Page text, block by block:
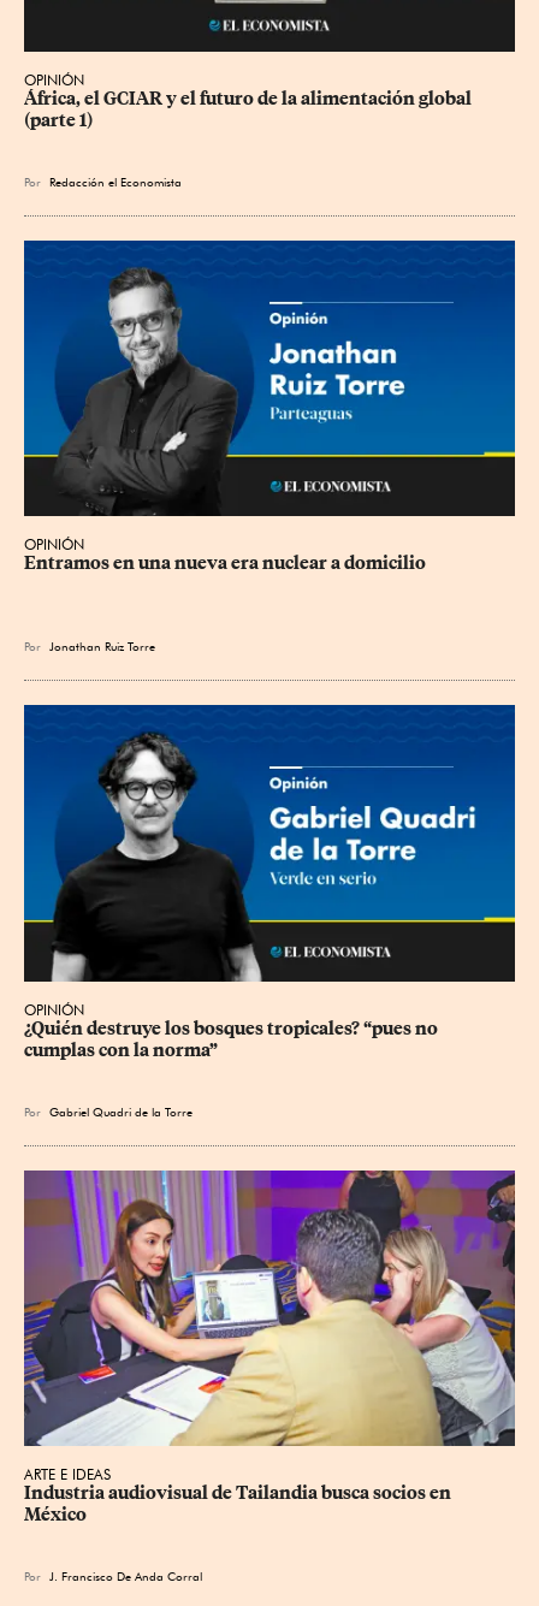
OPINIÓN
África, el GCIAR y el futuro de la alimentación global
(parte 1)
Por Redacción el Economista
OPINIÓN
Entramos en una nueva era nuclear a domicilio
Por Jonathan Ruiz Torre
OPINIÓN
¿Quién destruye los bosques tropicales? “pues no
cumplas con la norma”
Por Gabriel Quadri de la Torre
ARTE E IDEAS
Industria audiovisual de Tailandia busca socios en
México
Por J. Francisco De Anda Corral